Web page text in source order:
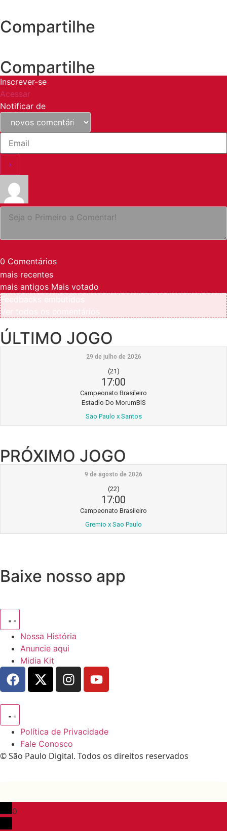
Compartilhe
Compartilhe
Inscrever-se
Acessar
Notificar de
0 Comentários
mais recentes
mais antigos Mais votado
ÚLTIMO JOGO
29 de julho de 2026
(21)
17:00
Campeonato Brasileiro
Estadio Do MorumBIS
Sao Paulo x Santos
PRÓXIMO JOGO
9 de agosto de 2026
(22)
17:00
Campeonato Brasileiro
Gremio x Sao Paulo
Baixe nosso app
Nossa História
Anuncie aqui
Midia Kit
Política de Privacidade
Fale Conosco
© São Paulo Digital. Todos os direitos reservados
0